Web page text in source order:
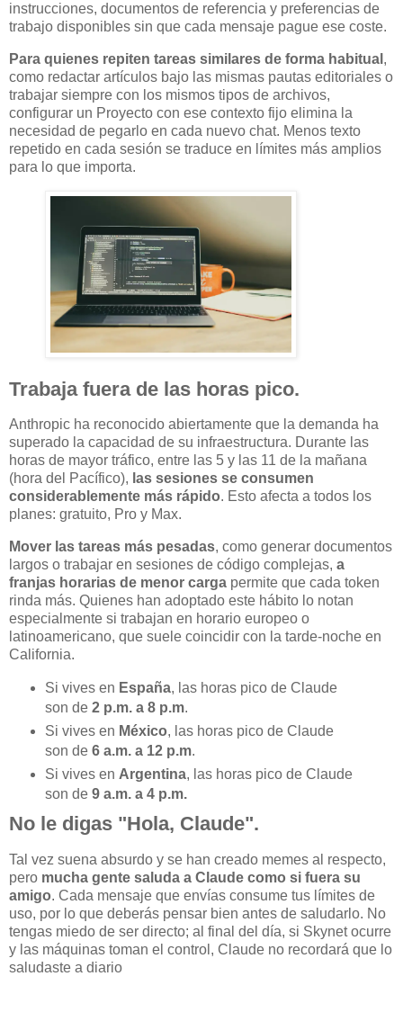
instrucciones, documentos de referencia y preferencias de
trabajo disponibles sin que cada mensaje pague ese coste.
Para quienes repiten tareas similares de forma habitual ,
como redactar artículos bajo las mismas pautas editoriales o
trabajar siempre con los mismos tipos de archivos,
configurar un Proyecto con ese contexto fijo elimina la
necesidad de pegarlo en cada nuevo chat. Menos texto
repetido en cada sesión se traduce en límites más amplios
para lo que importa.
Trabaja fuera de las horas pico.
Anthropic ha reconocido abiertamente que la demanda ha
superado la capacidad de su infraestructura. Durante las
horas de mayor tráfico, entre las 5 y las 11 de la mañana
(hora del Pacífico), las sesiones se consumen
considerablemente más rápido. Esto afecta a todos los
planes: gratuito, Pro y Max.
Mover las tareas más pesadas, como generar documentos
largos o trabajar en sesiones de código complejas, a
franjas horarias de menor carga permite que cada token
rinda más. Quienes han adoptado este hábito lo notan
especialmente si trabajan en horario europeo o
latinoamericano, que suele coincidir con la tarde-noche en
California.
Si vives en España, las horas pico de Claude
son de 2 p.m. a 8 p.m.
Si vives en México, las horas pico de Claude
son de 6 a.m. a 12 p.m.
Si vives en Argentina, las horas pico de Claude
son de 9 a.m. a 4 p.m.
No le digas "Hola, Claude".
Tal vez suena absurdo y se han creado memes al respecto,
pero mucha gente saluda a Claude como si fuera su
amigo. Cada mensaje que envías consume tus límites de
uso, por lo que deberás pensar bien antes de saludarlo. No
tengas miedo de ser directo; al final del día, si Skynet ocurre
y las máquinas toman el control, Claude no recordará que lo
saludaste a diario